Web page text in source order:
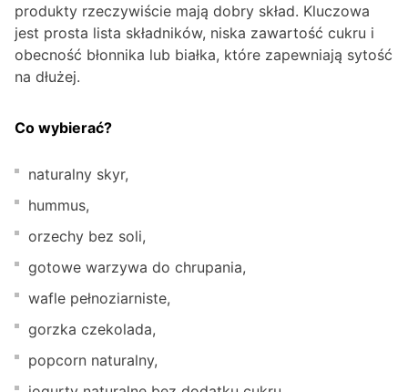
produkty rzeczywiście mają dobry skład. Kluczowa
jest prosta lista składników, niska zawartość cukru i
obecność błonnika lub białka, które zapewniają sytość
na dłużej.
Co wybierać?
naturalny skyr,
hummus,
orzechy bez soli,
gotowe warzywa do chrupania,
wafle pełnoziarniste,
gorzka czekolada,
popcorn naturalny,